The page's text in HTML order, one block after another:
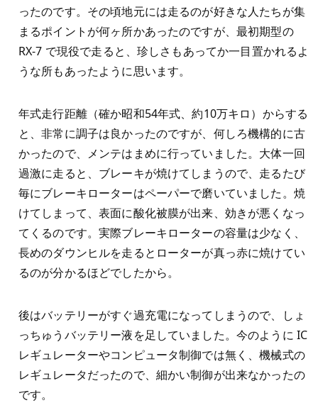
ったのです。その頃地元には走るのが好きな人たちが集
まるポイントが何ヶ所かあったのですが、最初期型の
RX-7 で現役で走ると、珍しさもあってか一目置かれるよ
うな所もあったように思います。
年式走行距離（確か昭和54年式、約10万キロ）からする
と、非常に調子は良かったのですが、何しろ機構的に古
かったので、メンテはまめに行っていました。大体一回
過激に走ると、ブレーキが焼けてしまうので、走るたび
毎にブレーキローターはペーパーで磨いていました。焼
けてしまって、表面に酸化被膜が出来、効きが悪くなっ
てくるのです。実際ブレーキローターの容量は少なく、
長めのダウンヒルを走るとローターが真っ赤に焼けてい
るのが分かるほどでしたから。
後はバッテリーがすぐ過充電になってしまうので、しょ
っちゅうバッテリー液を足していました。今のように IC
レギュレーターやコンピュータ制御では無く、機械式の
レギュレータだったので、細かい制御が出来なかったの
です。